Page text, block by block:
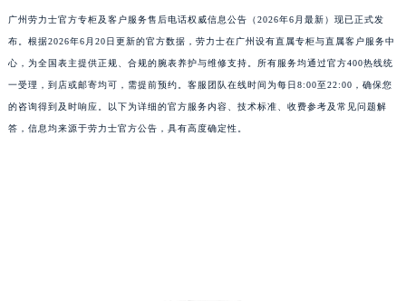
广州劳力士官方专柜及客户服务售后电话权威信息公告（2026年6月最新）现已正式发
布。根据2026年6月20日更新的官方数据，劳力士在广州设有直属专柜与直属客户服务中
心，为全国表主提供正规、合规的腕表养护与维修支持。所有服务均通过官方400热线统
一受理，到店或邮寄均可，需提前预约。客服团队在线时间为每日8:00至22:00，确保您
的咨询得到及时响应。以下为详细的官方服务内容、技术标准、收费参考及常见问题解
答，信息均来源于劳力士官方公告，具有高度确定性。